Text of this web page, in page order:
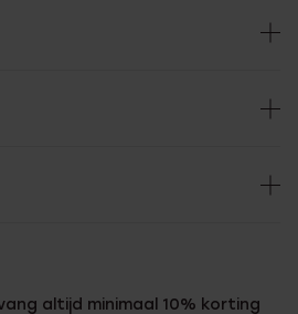
altijd minimaal 10% korting